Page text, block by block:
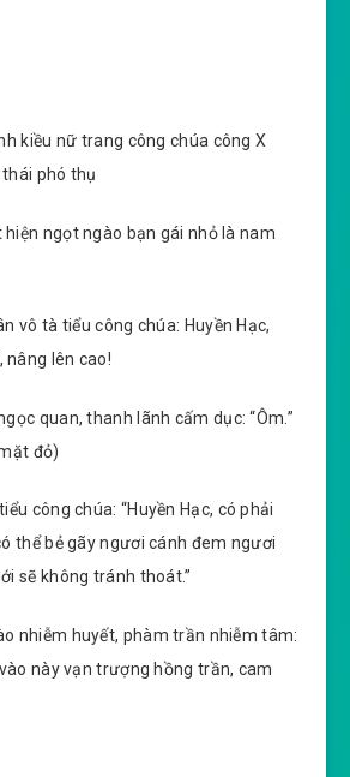
kiều nữ trang công chúa công X
phó thụ
ngọt ngào bạn gái nhỏ là nam
vô tà tiểu công chúa: Huyền Hạc,
lên cao!
quan, thanh lãnh cấm dục: “Ôm.”
đỏ)
công chúa: “Huyền Hạc, có phải
thể bẻ gãy ngươi cánh đem ngươi
sẽ không tránh thoát.”
nhiễm huyết, phàm trần nhiễm tâm:
này vạn trượng hồng trần, cam